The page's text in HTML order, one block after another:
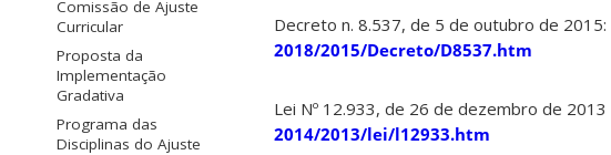
Comissão de Ajuste
Curricular
Proposta da
Implementação
Gradativa
Programa das
Disciplinas do Ajuste
Decreto n. 8.537, de 5 de outubro de 2015:
2018/2015/Decreto/D8537.htm
Lei Nº 12.933, de 26 de dezembro de 2013
2014/2013/lei/l12933.htm